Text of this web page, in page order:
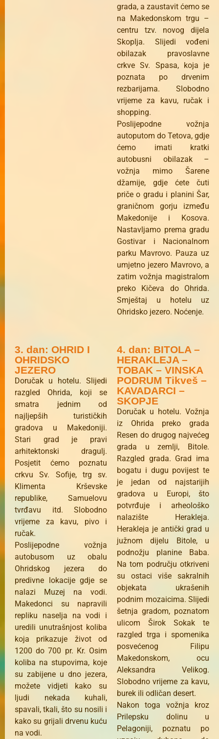
grada, a zaustavit ćemo se
na Makedonskom trgu –
centru tzv. novog dijela
Skoplja. Slijedi vođeni
obilazak pravoslavne
crkve Sv. Spasa, koja je
poznata po drvenim
rezbarijama. Slobodno
vrijeme za kavu, ručak i
shopping.
Poslijepodne vožnja
autoputom do Tetova, gdje
ćemo imati kratki
autobusni obilazak –
vožnja mimo Šarene
džamije, gdje ćete čuti
priče o gradu i planini Šar,
graničnom gorju između
Makedonije i Kosova.
Nastavljamo prema gradu
Gostivar i Nacionalnom
parku Mavrovo. Pauza uz
umjetno jezero Mavrovo, a
zatim vožnja magistralom
preko Kičeva do Ohrida.
Smještaj u hotelu uz
Ohridsko jezero. Noćenje.
3. dan: OHRID I
OHRIDSKO
JEZERO
Doručak u hotelu. Slijedi
razgled Ohrida, koji se
smatra jednim od
najljepših turističkih
gradova u Makedoniji.
Stari grad je pravi
arhitektonski dragulj.
Posjetit ćemo poznatu
crkvu Sv. Sofije, trg sv.
Klimenta Krševske
republike, Samuelovu
tvrđavu itd. Slobodno
vrijeme za kavu, pivo i
ručak.
Poslijepodne vožnja
autobusom uz obalu
Ohridskog jezera do
predivne lokacije gdje se
nalazi Muzej na vodi.
Makedonci su napravili
repliku naselja na vodi i
uredili unutrašnjost koliba
koja prikazuje život od
1200 do 700 pr. Kr. Osim
koliba na stupovima, koje
su zabijene u dno jezera,
možete vidjeti kako su
ljudi nekada kuhali,
spavali, tkali, što su nosili i
kako su grijali drvenu kuću
na vodi.
4. dan: BITOLA –
HERAKLEJA –
TOBAK – VINSKA
PODRUM Tikveš –
KAVADARCI –
SKOPJE
Doručak u hotelu. Vožnja
iz Ohrida preko grada
Resen do drugog najvećeg
grada u zemlji, Bitole.
Razgled grada. Grad ima
bogatu i dugu povijest te
je jedan od najstarijih
gradova u Europi, što
potvrđuje i arheološko
nalazište Herakleja.
Herakleja je antički grad u
južnom dijelu Bitole, u
podnožju planine Baba.
Na tom području otkriveni
su ostaci više sakralnih
objekata ukrašenih
podnim mozaicima. Slijedi
šetnja gradom, poznatom
ulicom Širok Sokak te
razgled trga i spomenika
posvećenog Filipu
Makedonskom, ocu
Aleksandra Velikog.
Slobodno vrijeme za kavu,
burek ili odličan desert.
Nakon toga vožnja kroz
Prilepsku dolinu u
Pelagoniji, poznatu po